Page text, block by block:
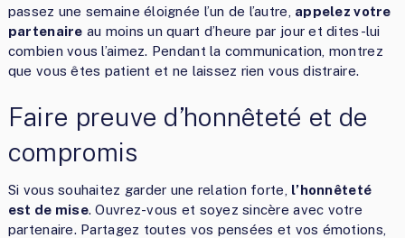
passez une semaine éloignée l’un de l’autre, appelez votre
partenaire au moins un quart d’heure par jour et dites-lui
combien vous l’aimez. Pendant la communication, montrez
que vous êtes patient et ne laissez rien vous distraire.
Faire preuve d’honnêteté et de
compromis
Si vous souhaitez garder une relation forte, l’honnêteté
est de mise. Ouvrez-vous et soyez sincère avec votre
partenaire. Partagez toutes vos pensées et vos émotions,